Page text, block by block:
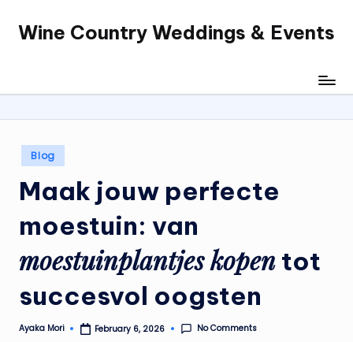
SkipWine Country Weddings & Events
Posted
in
Blog
Maak jouw perfecte
moestuin: van
moestuinplantjes kopen tot
succesvol oogsten
Posted
Ayaka Mori February 6, 2026 No Comments